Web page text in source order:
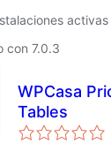
activas
con 7.0.3
WPCasa
Tables